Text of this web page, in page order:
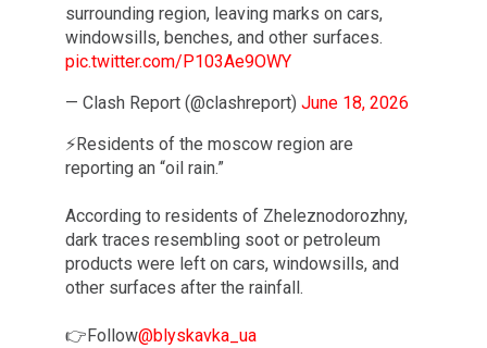
surrounding region, leaving marks on cars,
windowsills, benches, and other surfaces.
pic.twitter.com/P103Ae9OWY
— Clash Report (@clashreport) June 18, 2026
⚡️Residents of the moscow region are
reporting an “oil rain.”
According to residents of Zheleznodorozhny,
dark traces resembling soot or petroleum
products were left on cars, windowsills, and
other surfaces after the rainfall.
👉Follow@blyskavka_ua